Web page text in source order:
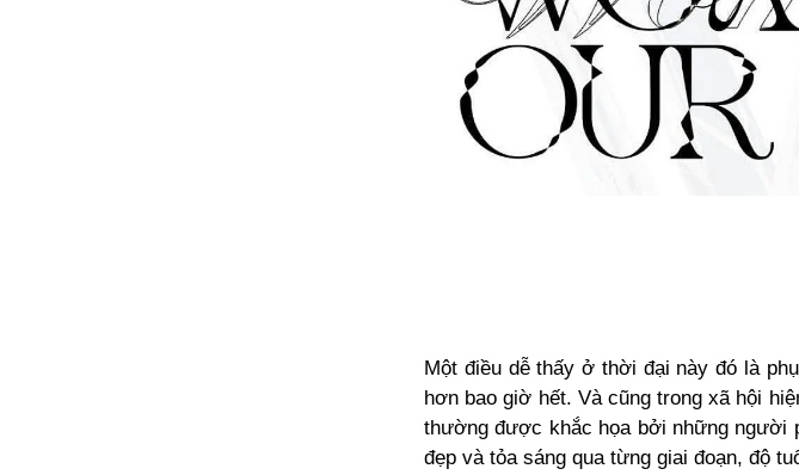
Một điều dễ thấy ở thời đại này đó là
hơn bao giờ hết. Và cũng trong xã hội
thường được khắc họa bởi những người
đẹp và tỏa sáng qua từng giai đoạn, độ